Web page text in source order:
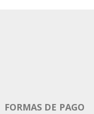
FORMAS DE PAGO